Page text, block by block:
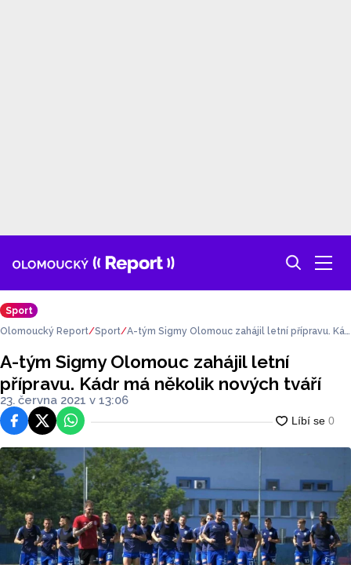
Sport
Olomoucký Report Sport A-tým Sigmy Olomouc zahájil letní přípravu. Kád
A-tým Sigmy Olomouc zahájil letní
přípravu. Kádr má několik nových tváří
23. června 2021 v 13:06
FacebookPlatforma X
WhatsApp